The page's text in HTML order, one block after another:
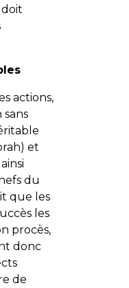
actions,
sans
et
du
que les
les
procès,
donc
de